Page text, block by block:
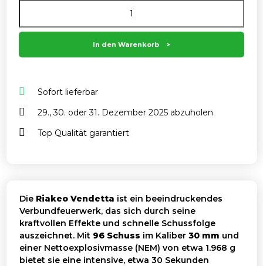
In den Warenkorb
Sofort lieferbar
29., 30. oder 31. Dezember 2025 abzuholen
Top Qualität garantiert
Die Riakeo Vendetta ist ein beeindruckendes
Verbundfeuerwerk, das sich durch seine
kraftvollen Effekte und schnelle Schussfolge
auszeichnet. Mit 96 Schuss im Kaliber 30 mm und
einer Nettoexplosivmasse (NEM) von etwa 1.968 g
bietet sie eine intensive, etwa 30 Sekunden